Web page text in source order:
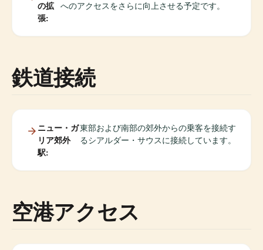
の拡
張:
へのアクセスをさらに向上させる予定です。
鉄道接続
ニュー・ガ
リア郊外
駅:
東部および南部の郊外からの乗客を接続す
るシアルダー・サウスに接続しています。
空港アクセス